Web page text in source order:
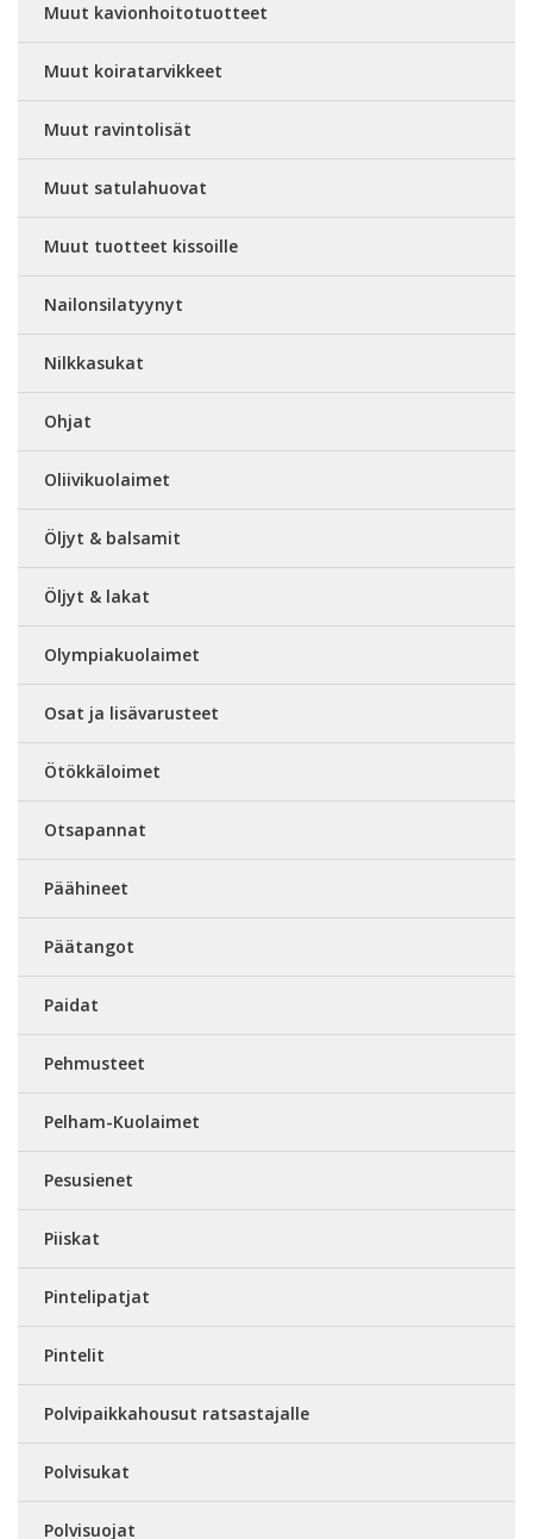
Muut kavionhoitotuotteet
Muut koiratarvikkeet
Muut ravintolisät
Muut satulahuovat
Muut tuotteet kissoille
Nailonsilatyynyt
Nilkkasukat
Ohjat
Oliivikuolaimet
Öljyt & balsamit
Öljyt & lakat
Olympiakuolaimet
Osat ja lisävarusteet
Ötökkäloimet
Otsapannat
Päähineet
Päätangot
Paidat
Pehmusteet
Pelham-Kuolaimet
Pesusienet
Piiskat
Pintelipatjat
Pintelit
Polvipaikkahousut ratsastajalle
Polvisukat
Polvisuojat